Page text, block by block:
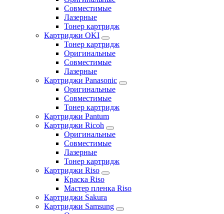
Совместимые
Лазерные
Тонер картридж
Картриджи OKI
Тонер картридж
Оригинальные
Совместимые
Лазерные
Картриджи Panasonic
Оригинальные
Совместимые
Тонер картридж
Картриджи Pantum
Картриджи Ricoh
Оригинальные
Совместимые
Лазерные
Тонер картридж
Картриджи Riso
Краска Riso
Мастер пленка Riso
Картриджи Sakura
Картриджи Samsung